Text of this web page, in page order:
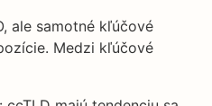
ale samotné kľúčové
Medzi kľúčové